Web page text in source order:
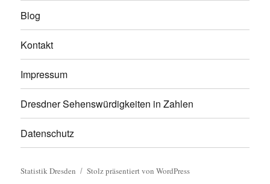
Blog
Kontakt
Impressum
Dresdner Sehenswürdigkeiten in Zahlen
Datenschutz
Statistik Dresden Stolz präsentiert von WordPress